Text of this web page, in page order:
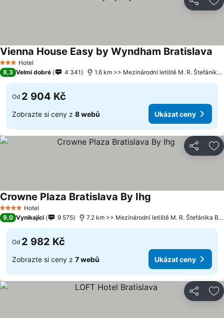
Sdílet
3 Počet hvězdiček
Hotel
Vienna House Easy by Wyndham Bratislava
8,3 Velmi dobré 4 341 1.6 km >> Mezinárodní letiště M. R. Štefánika Bratislava
Od 2 904 Kč
Zobrazte si ceny z 8 webů Ukázat ceny
Sdílet
4 Počet hvězdiček
Hotel
Crowne Plaza Bratislava By Ihg
9,0 Vynikající 9 575 7.2 km >> Mezinárodní letiště M. R. Štefánika Bratislava
Od 2 982 Kč
Zobrazte si ceny z 7 webů Ukázat ceny
Sdílet